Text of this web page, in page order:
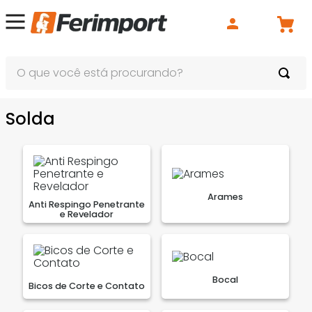
Solda
Anti Respingo Penetrante
e Revelador
Arames
Bicos de Corte e Contato
Bocal